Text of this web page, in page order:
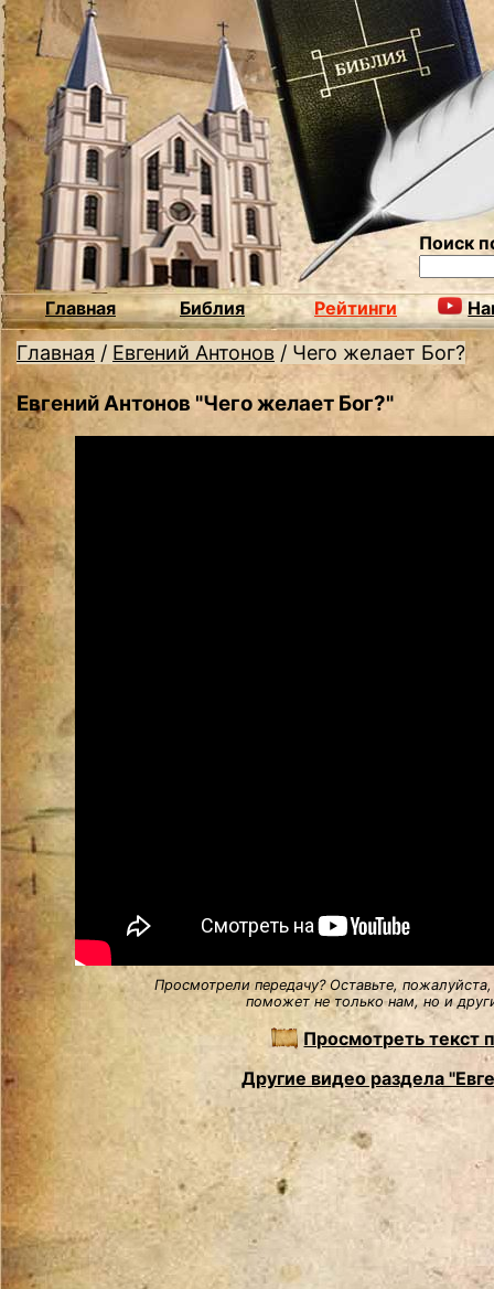
Поиск
Главная Библия Рейтинги
Главная / Евгений Антонов / Чего желает Бог?
Евгений Антонов "Чего желает Бог?"
Просмотрели передачу? Оставьте,
поможет не только нам, но и
Просмотреть текст
Другие видео раздела